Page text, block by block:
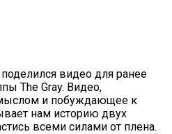
видео для ранее
The Gray. Видео,
и побуждающее к
нам историю двух
всеми силами от плена.